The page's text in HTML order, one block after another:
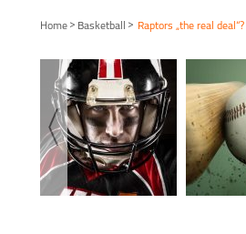
Home > Basketball > Raptors „the real deal“?